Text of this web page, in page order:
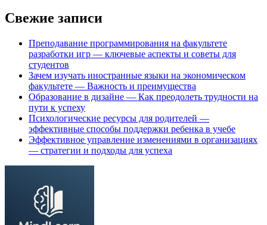
Свежие записи
Преподавание программирования на факультете
разработки игр — ключевые аспекты и советы для
студентов
Зачем изучать иностранные языки на экономическом
факультете — Важность и преимущества
Образование в дизайне — Как преодолеть трудности на
пути к успеху
Психологические ресурсы для родителей —
эффективные способы поддержки ребенка в учебе
Эффективное управление изменениями в организациях
— стратегии и подходы для успеха